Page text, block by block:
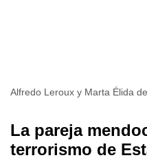
Alfredo Leroux y Marta Élida
La pareja
terrorismo de